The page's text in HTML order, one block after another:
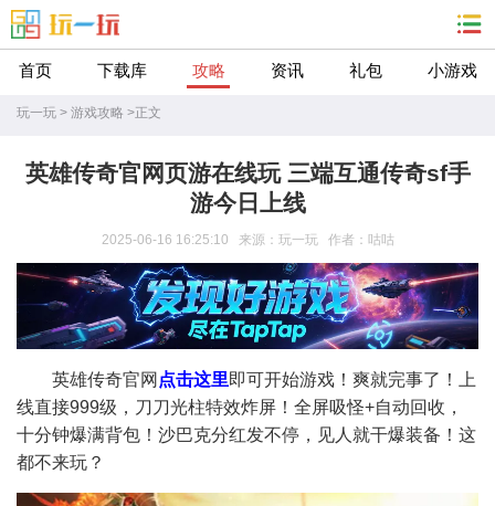
首页 下载库 攻略 资讯 礼包 小游戏
玩一玩 > 游戏攻略 >正文
英雄传奇官网页游在线玩 三端互通传奇sf手
游今日上线
2025-06-16 16:25:10 来源：玩一玩 作者：咕咕
英雄传奇官网 点击这里即可开始游戏！爽就完事了！上
线直接999级，刀刀光柱特效炸屏！全屏吸怪+自动回收，
十分钟爆满背包！沙巴克分红发不停，见人就干爆装备！这
都不来玩？